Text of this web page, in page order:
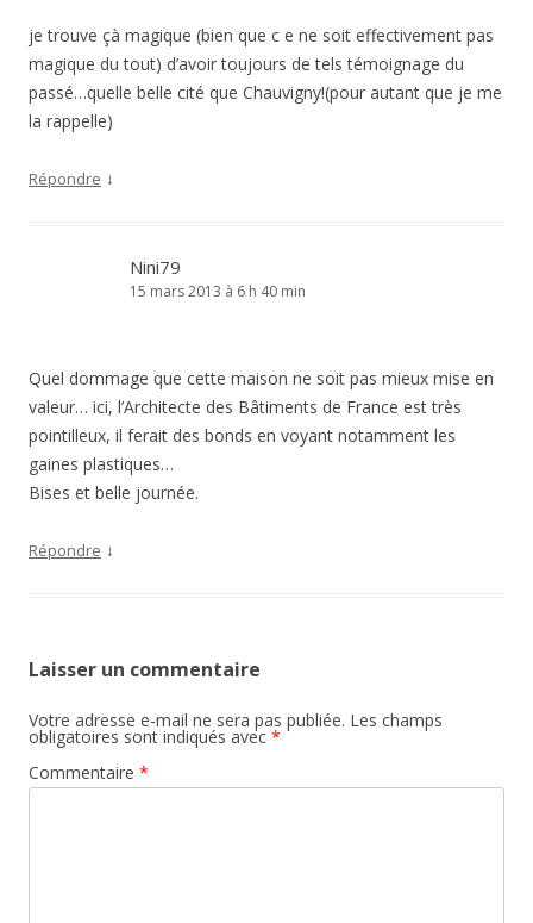
je trouve çà magique (bien que c e ne soit effectivement pas
magique du tout) d’avoir toujours de tels témoignage du
passé…quelle belle cité que Chauvigny!(pour autant que je me
la rappelle)
Répondre ↓
Nini79
15 mars 2013 à 6 h 40 min
Quel dommage que cette maison ne soit pas mieux mise en
valeur… ici, l’Architecte des Bâtiments de France est très
pointilleux, il ferait des bonds en voyant notamment les
gaines plastiques…
Bises et belle journée.
Répondre ↓
Laisser un commentaire
Votre adresse e-mail ne sera pas publiée. Les champs
obligatoires sont indiqués avec *
Commentaire *